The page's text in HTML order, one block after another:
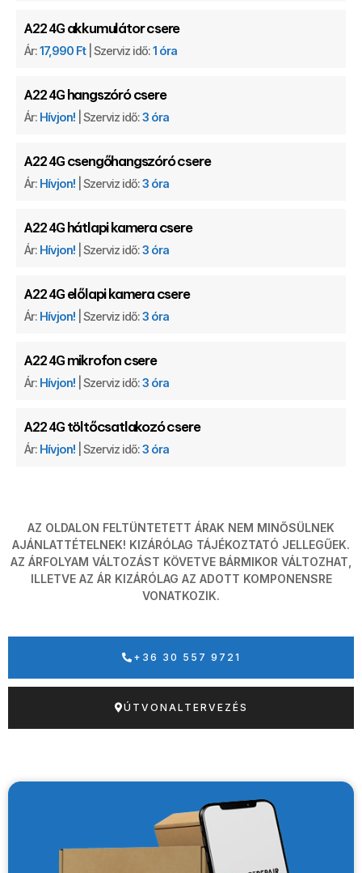
A22 4Gakkumulátor csere
Ár:17,990 Ft| Szerviz idő:1 óra
A22 4Ghangszóró csere
Ár: Hívjon! | Szerviz idő:3 óra
A22 4Gcsengőhangszóró csere
Ár: Hívjon! | Szerviz idő:3 óra
A22 4Ghátlapi kamera csere
Ár: Hívjon! | Szerviz idő:3 óra
A22 4Gelőlapi kamera csere
Ár: Hívjon! | Szerviz idő:3 óra
A22 4Gmikrofon csere
Ár: Hívjon! | Szerviz idő:3 óra
A22 4Gtöltőcsatlakozó csere
Ár: Hívjon! | Szerviz idő:3 óra
AZ OLDALON FELTÜNTETETT ÁRAK NEM MINŐSÜLNEK
AJÁNLATTÉTELNEK! KIZÁRÓLAG TÁJÉKOZTATÓ JELLEGŰEK.
AZ ÁRFOLYAM VÁLTOZÁST KÖVETVE BÁRMIKOR VÁLTOZHAT,
ILLETVE AZ ÁR KIZÁRÓLAG AZ ADOTT KOMPONENSRE
VONATKOZIK.
+36 30 557 9721
ÚTVONALTERVEZÉS